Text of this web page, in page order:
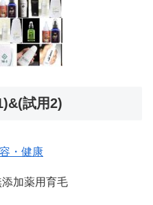
試用2)
・健康
加薬用育毛